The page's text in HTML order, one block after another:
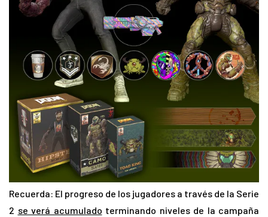
Recuerda: El progreso de los jugadores a través de la Serie
2 se verá acumulado terminando niveles de la campaña